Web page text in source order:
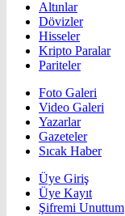
Altınlar
Dövizler
Hisseler
Kripto Paralar
Pariteler
Foto Galeri
Video Galeri
Yazarlar
Gazeteler
Sıcak Haber
Üye Giriş
Üye Kayıt
Şifremi Unuttum